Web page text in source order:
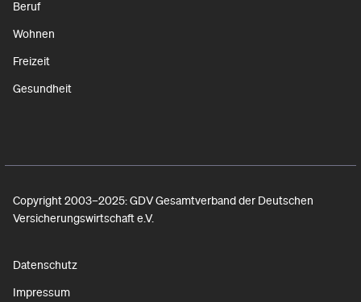
Beruf
Wohnen
Freizeit
Gesundheit
Copyright 2003–2025: GDV Gesamtverband der Deutschen
Versicherungswirtschaft e.V.
Datenschutz
Impressum